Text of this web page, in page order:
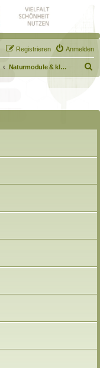
Anmelden
Registrieren
Naturmodule & kleine Biotope
u
h